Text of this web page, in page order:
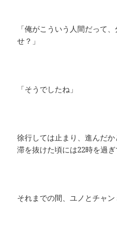
「俺がこういう人間だって
せ？」
「そうでしたね」
徐行しては止まり、進んだ
滞を抜けた頃には22時を過ぎ
それまでの間、ユノとチャン